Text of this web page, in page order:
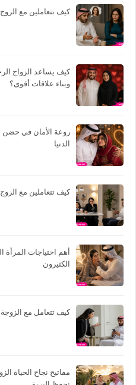
كيف تتعاملين مع
كيف يساعد الزواج
وبناء علاقات أقوى؟
روعة الأمان في حضن
الدنيا
كيف تتعاملين مع
أهم احتياجات المرأة
الكثيرون
كيف تتعامل مع
مفاتيح نجاح الحياة